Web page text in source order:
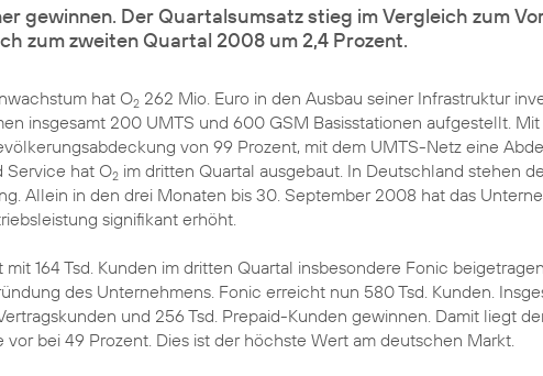
gewinnen. Der Quartalsumsatz stieg im Vergleich zum
zum zweiten Quartal 2008 um 2,4 Prozent.
hat O2 262 Mio. Euro in den Ausbau seiner Infrastruktur
insgesamt 200 UMTS und 600 GSM Basisstationen aufgestellt.
von 99 Prozent, mit dem UMTS-Netz eine
Service hat O2 im dritten Quartal ausgebaut. In Deutschland stehen
Allein in den drei Monaten bis 30. September 2008 hat das
signifikant erhöht.
164 Tsd. Kunden im dritten Quartal insbesondere Fonic
des Unternehmens. Fonic erreicht nun 580 Tsd. Kunden.
und 256 Tsd. Prepaid-Kunden gewinnen. Damit liegt
bei 49 Prozent. Dies ist der höchste Wert am deutschen Markt.